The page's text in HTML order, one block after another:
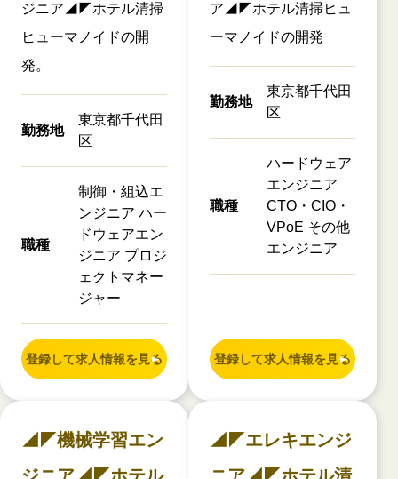
ジニア◢◤ホテル清掃
ヒューマノイドの開
発。
勤務地
東京都千代田
区
職種
制御・組込エ
ンジニア ハー
ドウェアエン
ジニア プロジ
ェクトマネー
ジャー
登録して求人情報を見る
ア◢◤ホテル清掃ヒュ
ーマノイドの開発
勤務地
東京都千代田
区
職種
ハードウェア
エンジニア
CTO・CIO・
VPoE その他
エンジニア
登録して求人情報を見る
◢◤機械学習エン
◢◤エレキエンジ